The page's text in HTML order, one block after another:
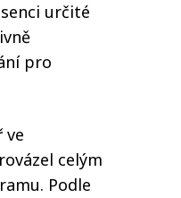
určité
pro
ve
celým
Podle